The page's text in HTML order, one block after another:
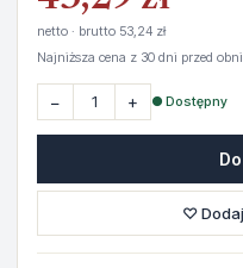
netto · brutto 53,24 zł
Najniższa cena z 30 dni przed
− + ● Dostępny
♡